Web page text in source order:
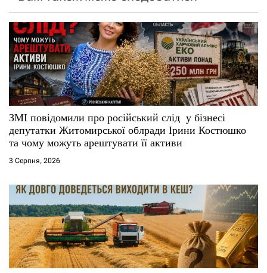
п
о
з
а
п
и
м
з
а
п
и
с
і
ЗМІ повідомили про російський слід у бізнесі
депутатки Житомирської облради Ірини Костюшко
та чому можуть арештувати її активи
3 Серпня, 2026